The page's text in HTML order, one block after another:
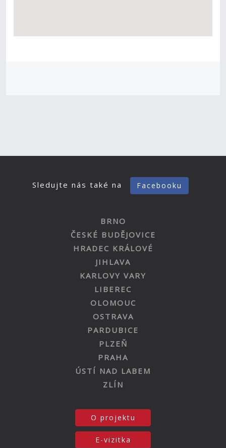
Sledujte nás také na Facebooku
BRNO
ČESKÉ BUDĚJOVICE
HRADEC KRÁLOVÉ
JIHLAVA
KARLOVY VARY
LIBEREC
OLOMOUC
OSTRAVA
PARDUBICE
PLZEŇ
PRAHA
ÚSTÍ NAD LABEM
ZLÍN
O projektu
E-vizitka